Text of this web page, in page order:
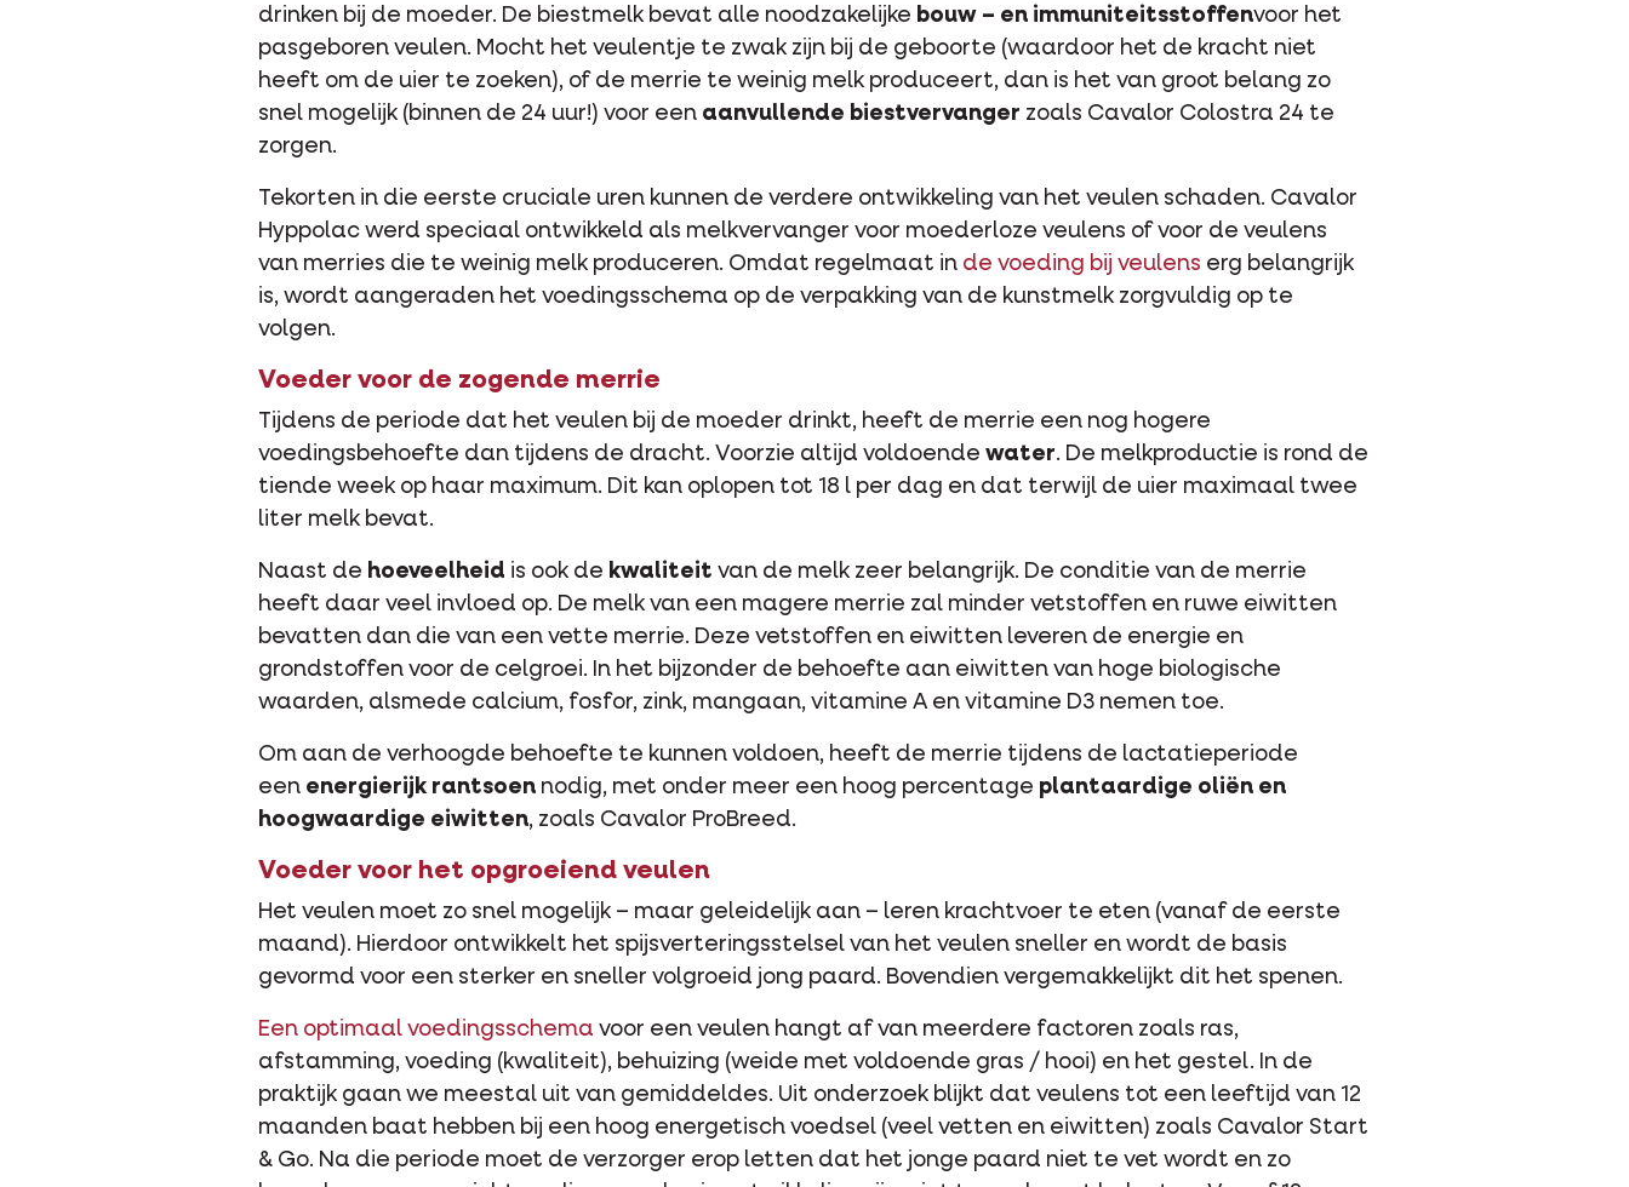
drinken bij de moeder. De biestmelk bevat alle noodzakelijke bouw – en immuniteitsstoffenvoor het
pasgeboren veulen. Mocht het veulentje te zwak zijn bij de geboorte (waardoor het de kracht niet
heeft om de uier te zoeken), of de merrie te weinig melk produceert, dan is het van groot belang zo
snel mogelijk (binnen de 24 uur!) voor een aanvullende biestvervanger zoals Cavalor Colostra 24 te
zorgen.
Tekorten in die eerste cruciale uren kunnen de verdere ontwikkeling van het veulen schaden. Cavalor
Hyppolac werd speciaal ontwikkeld als melkvervanger voor moederloze veulens of voor de veulens
van merries die te weinig melk produceren. Omdat regelmaat in de voeding bij veulens erg belangrijk
is, wordt aangeraden het voedingsschema op de verpakking van de kunstmelk zorgvuldig op te
volgen.
Voeder voor de zogende merrie
Tijdens de periode dat het veulen bij de moeder drinkt, heeft de merrie een nog hogere
voedingsbehoefte dan tijdens de dracht. Voorzie altijd voldoende water. De melkproductie is rond de
tiende week op haar maximum. Dit kan oplopen tot 18 l per dag en dat terwijl de uier maximaal twee
liter melk bevat.
Naast de hoeveelheid is ook de kwaliteit van de melk zeer belangrijk. De conditie van de merrie
heeft daar veel invloed op. De melk van een magere merrie zal minder vetstoffen en ruwe eiwitten
bevatten dan die van een vette merrie. Deze vetstoffen en eiwitten leveren de energie en
grondstoffen voor de celgroei. In het bijzonder de behoefte aan eiwitten van hoge biologische
waarden, alsmede calcium, fosfor, zink, mangaan, vitamine A en vitamine D3 nemen toe.
Om aan de verhoogde behoefte te kunnen voldoen, heeft de merrie tijdens de lactatieperiode
een energierijk rantsoen nodig, met onder meer een hoog percentage plantaardige oliën en
hoogwaardige eiwitten, zoals Cavalor ProBreed.
Voeder voor het opgroeiend veulen
Het veulen moet zo snel mogelijk – maar geleidelijk aan – leren krachtvoer te eten (vanaf de eerste
maand). Hierdoor ontwikkelt het spijsverteringsstelsel van het veulen sneller en wordt de basis
gevormd voor een sterker en sneller volgroeid jong paard. Bovendien vergemakkelijkt dit het spenen.
Een optimaal voedingsschema voor een veulen hangt af van meerdere factoren zoals ras,
afstamming, voeding (kwaliteit), behuizing (weide met voldoende gras / hooi) en het gestel. In de
praktijk gaan we meestal uit van gemiddeldes. Uit onderzoek blijkt dat veulens tot een leeftijd van 12
maanden baat hebben bij een hoog energetisch voedsel (veel vetten en eiwitten) zoals Cavalor Start
& Go. Na die periode moet de verzorger erop letten dat het jonge paard niet te vet wordt en zo